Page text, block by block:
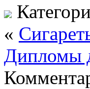
«
Дипломы